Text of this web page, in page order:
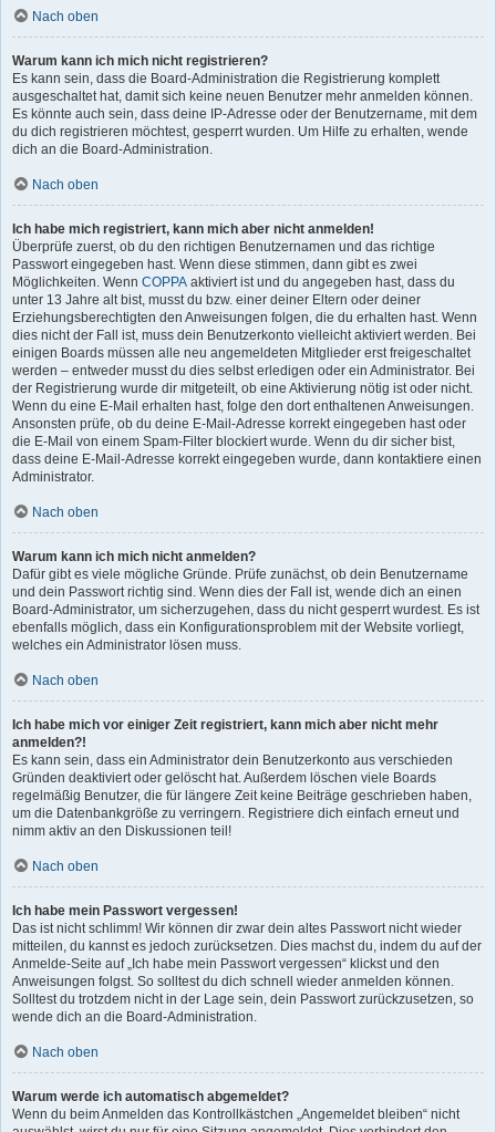
Nach oben
Warum kann ich mich nicht registrieren?
Es kann sein, dass die Board-Administration die Registrierung komplett
ausgeschaltet hat, damit sich keine neuen Benutzer mehr anmelden können.
Es könnte auch sein, dass deine IP-Adresse oder der Benutzername, mit dem
du dich registrieren möchtest, gesperrt wurden. Um Hilfe zu erhalten, wende
dich an die Board-Administration.
Nach oben
Ich habe mich registriert, kann mich aber nicht anmelden!
Überprüfe zuerst, ob du den richtigen Benutzernamen und das richtige
Passwort eingegeben hast. Wenn diese stimmen, dann gibt es zwei
Möglichkeiten. Wenn COPPA aktiviert ist und du angegeben hast, dass du
unter 13 Jahre alt bist, musst du bzw. einer deiner Eltern oder deiner
Erziehungsberechtigten den Anweisungen folgen, die du erhalten hast. Wenn
dies nicht der Fall ist, muss dein Benutzerkonto vielleicht aktiviert werden. Bei
einigen Boards müssen alle neu angemeldeten Mitglieder erst freigeschaltet
werden – entweder musst du dies selbst erledigen oder ein Administrator. Bei
der Registrierung wurde dir mitgeteilt, ob eine Aktivierung nötig ist oder nicht.
Wenn du eine E-Mail erhalten hast, folge den dort enthaltenen Anweisungen.
Ansonsten prüfe, ob du deine E-Mail-Adresse korrekt eingegeben hast oder
die E-Mail von einem Spam-Filter blockiert wurde. Wenn du dir sicher bist,
dass deine E-Mail-Adresse korrekt eingegeben wurde, dann kontaktiere einen
Administrator.
Nach oben
Warum kann ich mich nicht anmelden?
Dafür gibt es viele mögliche Gründe. Prüfe zunächst, ob dein Benutzername
und dein Passwort richtig sind. Wenn dies der Fall ist, wende dich an einen
Board-Administrator, um sicherzugehen, dass du nicht gesperrt wurdest. Es ist
ebenfalls möglich, dass ein Konfigurationsproblem mit der Website vorliegt,
welches ein Administrator lösen muss.
Nach oben
Ich habe mich vor einiger Zeit registriert, kann mich aber nicht mehr
anmelden?!
Es kann sein, dass ein Administrator dein Benutzerkonto aus verschieden
Gründen deaktiviert oder gelöscht hat. Außerdem löschen viele Boards
regelmäßig Benutzer, die für längere Zeit keine Beiträge geschrieben haben,
um die Datenbankgröße zu verringern. Registriere dich einfach erneut und
nimm aktiv an den Diskussionen teil!
Nach oben
Ich habe mein Passwort vergessen!
Das ist nicht schlimm! Wir können dir zwar dein altes Passwort nicht wieder
mitteilen, du kannst es jedoch zurücksetzen. Dies machst du, indem du auf der
Anmelde-Seite auf „Ich habe mein Passwort vergessen“ klickst und den
Anweisungen folgst. So solltest du dich schnell wieder anmelden können.
Solltest du trotzdem nicht in der Lage sein, dein Passwort zurückzusetzen, so
wende dich an die Board-Administration.
Nach oben
Warum werde ich automatisch abgemeldet?
Wenn du beim Anmelden das Kontrollkästchen „Angemeldet bleiben“ nicht